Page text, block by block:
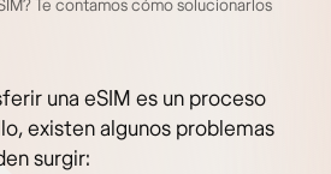
Te contamos cómo solucionarlos
una eSIM es un proceso
existen algunos problemas
surgir: